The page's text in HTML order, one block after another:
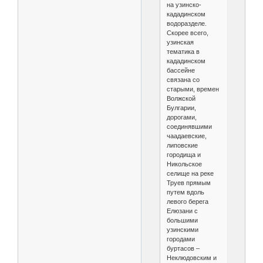
на узинско-
кададинском
водоразделе.
Скорее всего,
узинская
тематика в
кададинском
бассейне
связана со
старыми, времен
Волжской
Булгарии,
дорогами,
соединявшими
чаадаевские,
липовские
городища и
Никольское
селище на реке
Труев прямым
путем вдоль
левого берега
Елюзани с
большими
узинскими
городами
буртасов –
Неклюдовским и